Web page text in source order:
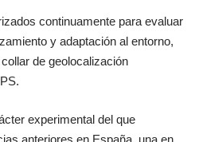
continuamente para evaluar
y adaptación al entorno,
de geolocalización
experimental del que
anteriores en España, una en